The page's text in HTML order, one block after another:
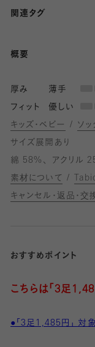
関連タグ
概要
厚み 薄手
フィット
優しい
キッズ・ベビー
ソッ
サイズ展開あり
綿 58%
アクリル
素材について
キャンセル・返品・交
おすすめポイント
こちらは「3足
●「3足1,485円」 対